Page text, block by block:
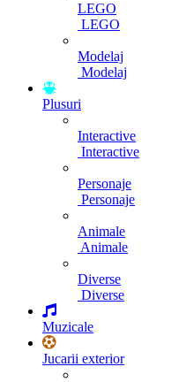
LEGO
LEGO
Modelaj
Modelaj
Plusuri
Interactive
Interactive
Personaje
Personaje
Animale
Animale
Diverse
Diverse
Muzicale
Jucarii exterior